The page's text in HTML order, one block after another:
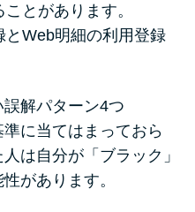
とがあります。
Web明細の利用登録
解パターン4つ
準に当てはまっておら
は自分が「ブラック」
があります。